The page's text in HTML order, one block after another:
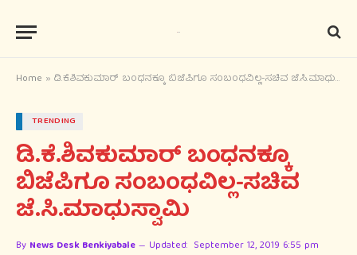
Home » ಡಿ.ಕೆ.ಶಿವಕುಮಾರ್ ಬಂಧನಕ್ಕೂ ಬಿಜೆಪಿಗೂ ಸಂಬಂಧವಿಲ್ಲ-ಸಚಿವ ಜೆ.ಸಿ.ಮಾಧುಸ್ವಾಮಿ
TRENDING
ಡಿ.ಕೆ.ಶಿವಕುಮಾರ್ ಬಂಧನಕ್ಕೂ
ಬಿಜೆಪಿಗೂ ಸಂಬಂಧವಿಲ್ಲ-ಸಚಿವ
ಜೆ.ಸಿ.ಮಾಧುಸ್ವಾಮಿ
By News Desk Benkiyabale Updated: September 12, 2019 6:55 pm